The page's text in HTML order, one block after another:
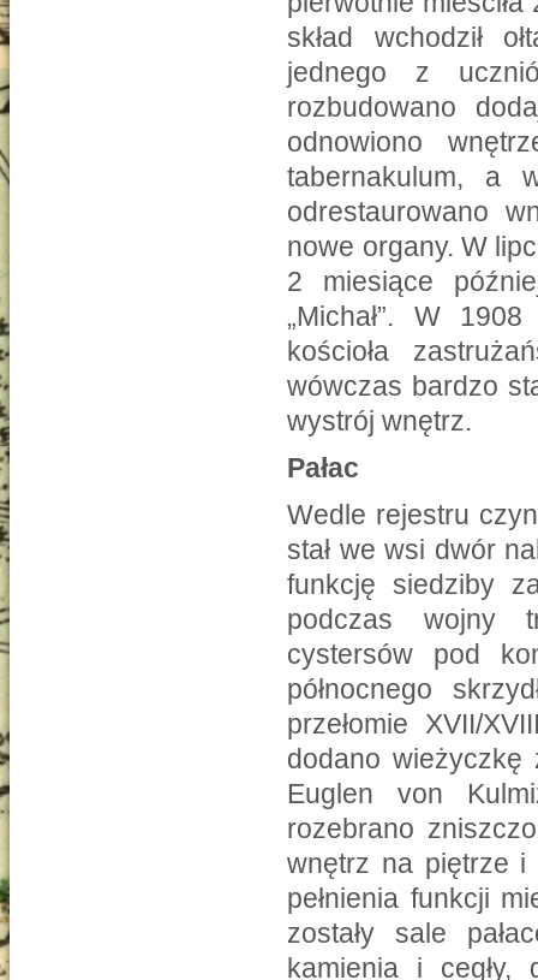
skład wchodził
jednego z
rozbudowano
odnowiono
tabernakulum, a
odrestaurowano
nowe organy. W
2 miesiące
„Michał”. W
kościoła
wówczas bardzo
wystrój wnętrz.
Pałac
Wedle rejestru
stał we wsi dwór
funkcję siedziby
podczas wojny
cystersów pod
północnego
przełomie XVII/
dodano wieżyczkę
Euglen von
rozebrano
wnętrz na piętrze i
pełnienia funkcji
zostały sale
kamienia i cegły,